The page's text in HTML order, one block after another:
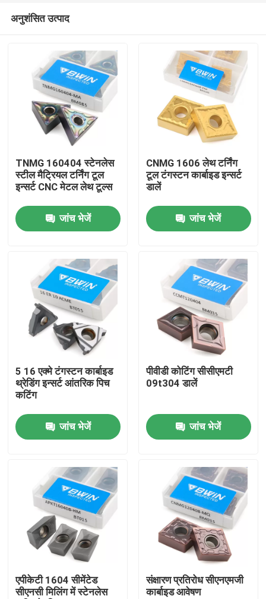
उत्पादों
वीडियो
हमारे बारे में
गुणवत्ता नियंत्रण
संपर्क करें
समाचार
एक उद्धरण की विनती करे
टंगस्टन कार्बाइड आवेषण
अनुशंसित उत्पाद
TNMG 160404 स्टेनलेस
स्टील मैट्रियल टर्निंग टूल
इन्सर्ट CNC मेटल लेथ टूल्स
जांच भेजें
CNMG 1606 लेथ टर्निंग
टूल टंगस्टन कार्बाइड इन्सर्ट
डालें
जांच भेजें
5 16 एक्मे टंगस्टन कार्बाइड
थ्रेडिंग इन्सर्ट आंतरिक पिच
कटिंग
जांच भेजें
पीवीडी कोटिंग सीसीएमटी
09t304 डालें
जांच भेजें
एपीकेटी 1604 सीमेंटेड
सीएनसी मिलिंग में स्टेनलेस
संक्षारण प्रतिरोध सीएनएमजी
कार्बाइड आवेषण